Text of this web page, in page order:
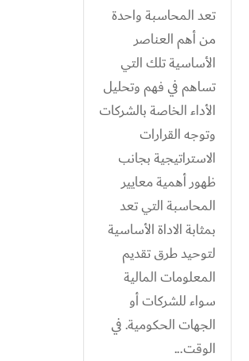
تعد المحاسبة واحدة
من أهم العناصر
الأساسية تلك التي
تساهم في فهم وتحليل
الأداء الخاصة بالشركات
وتوجه القرارات
الاستراتيجية بجانب
ظهور أهمية معايير
المحاسبة التي تعد
بمثابة الاداة الأساسية
لتوحيد طرق تقديم
المعلومات المالية
سواء للشركات أو
الجهات الحكومية. في
الوقت...